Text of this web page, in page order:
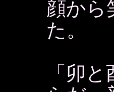
顔から
た。
「卯